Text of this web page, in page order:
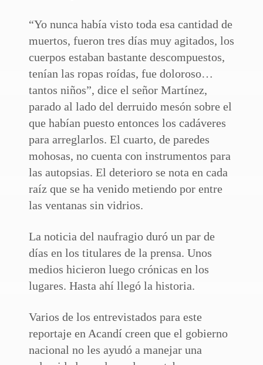
“Yo nunca había visto toda esa cantidad de
muertos, fueron tres días muy agitados, los
cuerpos estaban bastante descompuestos,
tenían las ropas roídas, fue doloroso…
tantos niños”, dice el señor Martínez,
parado al lado del derruido mesón sobre el
que habían puesto entonces los cadáveres
para arreglarlos. El cuarto, de paredes
mohosas, no cuenta con instrumentos para
las autopsias. El deterioro se nota en cada
raíz que se ha venido metiendo por entre
las ventanas sin vidrios.
La noticia del naufragio duró un par de
días en los titulares de la prensa. Unos
medios hicieron luego crónicas en los
lugares. Hasta ahí llegó la historia.
Varios de los entrevistados para este
reportaje en Acandí creen que el gobierno
nacional no les ayudó a manejar una